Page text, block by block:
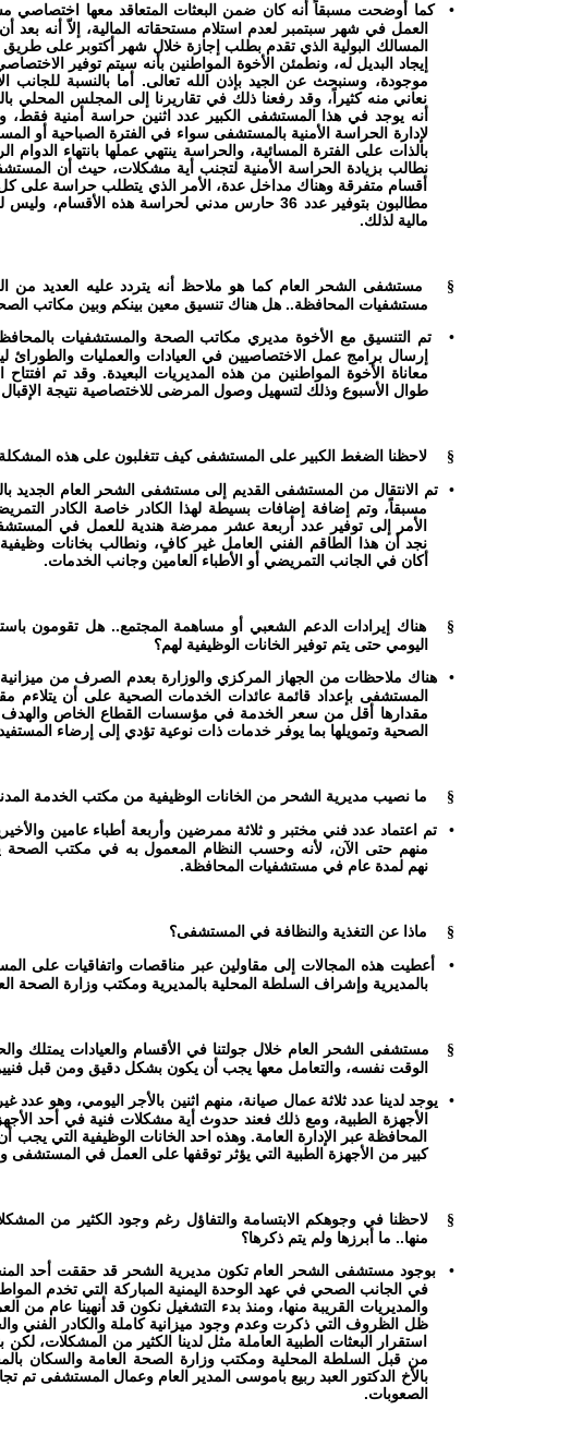
• كما أوضحت مسبقاً أنه كان ضمن البعثات المتعاقد معها اختصاصي
العمل في شهر سبتمبر لعدم استلام مستحقاته المالية، إلاّ أنه
المسالك البولية الذي تقدم بطلب إجازة خلال شهر أكتوبر على طريق
إيجاد البديل له، ونطمئن الأخوة المواطنين بأنه سيتم توفير
موجودة، وسنبحث عن الجيد بإذن الله تعالى. أما بالنسبة للجانب
نعاني منه كثيراً، وقد رفعنا ذلك في تقاريرنا إلى المجلس المحلي
أنه يوجد في هذا المستشفى الكبير عدد اثنين حراسة أمنية فقط،
لإدارة الحراسة الأمنية بالمستشفى سواء في الفترة الصباحية أو
بالذات على الفترة المسائية، والحراسة ينتهي عملها بانتهاء
نطالب بزيادة الحراسة الأمنية لتجنب أية مشكلات، حيث أن
أقسام متفرقة وهناك مداخل عدة، الأمر الذي يتطلب حراسة على
مطالبون بتوفير عدد 36 حارس مدني لحراسة هذه الأقسام،
مالية لذلك.
§
مستشفى الشحر العام كما هو ملاحظ أنه يتردد عليه العديد من
مستشفيات المحافظة.. هل هناك تنسيق معين بينكم وبين مكاتب
•
تم التنسيق مع الأخوة مديري مكاتب الصحة والمستشفيات
إرسال برامج عمل الاختصاصيين في العيادات والعمليات
معاناة الأخوة المواطنين من هذه المديريات البعيدة. وقد تم افتتاح
طوال الأسبوع وذلك لتسهيل وصول المرضى للاختصاصية نتيجة الإقبال
§ لاحظنا الضغط الكبير على المستشفى كيف تتغلبون على هذه
•
تم الانتقال من المستشفى القديم إلى مستشفى الشحر العام الجديد
مسبقاً، وتم إضافة إضافات بسيطة لهذا الكادر خاصة الكادر
الأمر إلى توفير عدد أربعة عشر ممرضة هندية للعمل في
نجد أن هذا الطاقم الفني العامل غير كافٍ، ونطالب بخانات
أكان في الجانب التمريضي أو الأطباء العامين وجانب الخدمات.
§ هناك إيرادات الدعم الشعبي أو مساهمة المجتمع.. هل تقومون
اليومي حتى يتم توفير الخانات الوظيفية لهم؟
•
هناك ملاحظات من الجهاز المركزي والوزارة بعدم الصرف من
المستشفى بإعداد قائمة عائدات الخدمات الصحية على أن يتلاءم
مقدارها أقل من سعر الخدمة في مؤسسات القطاع الخاص والهدف
الصحية وتمويلها بما يوفر خدمات ذات نوعية تؤدي إلى إرضاء
§ ما نصيب مديرية الشحر من الخانات الوظيفية من مكتب الخدمة المدنية
•
تم اعتماد عدد فني مختبر و ثلاثة ممرضين وأربعة أطباء عامين
منهم حتى الآن، لأنه وحسب النظام المعمول به في مكتب الصحة
نهم لمدة عام في مستشفيات المحافظة.
§ ماذا عن التغذية والنظافة في المستشفى؟
• أعطيت هذه المجالات إلى مقاولين عبر مناقصات واتفاقياتعلى
بالمديرية وإشراف السلطة المحلية بالمديرية ومكتب وزارة الصحة
§
مستشفى الشحر العام خلال جولتنا في الأقسام والعيادات يمتلك
الوقت نفسه، والتعامل معها يجب أن يكون بشكل دقيق ومن قبل
•
يوجد لدينا عدد ثلاثة عمال صيانة، منهم اثنين بالأجر اليومي، وهو
الأجهزة الطبية، ومع ذلك فعند حدوث أية مشكلات فنية في أحد
المحافظة عبر الإدارة العامة. وهذه احد الخانات الوظيفية التي
كبير من الأجهزة الطبية التي يؤثر توقفها على العمل في المستشفى
§
لاحظنا في وجوهكم الابتسامة والتفاؤل رغم وجود الكثير من
منها.. ما أبرزها ولم يتم ذكرها؟
•
بوجود مستشفى الشحر العام تكون مديرية الشحر قد حققت أحد
في الجانب الصحي في عهد الوحدة اليمنية المباركة التي تخدم
والمديريات القريبة منها، ومنذ بدء التشغيل نكون قد أنهينا عام من
ظل الظروف التي ذكرت وعدم وجود ميزانية كاملة والكادر الفني
استقرار البعثات الطبية العاملة مثل لدينا الكثير من المشكلات، لكن
من قبل السلطة المحلية ومكتب وزارة الصحة العامة والسكان
بالأخ الدكتور العبد ربيع باموسى المدير العام وعمال المستشفى تم
الصعوبات.